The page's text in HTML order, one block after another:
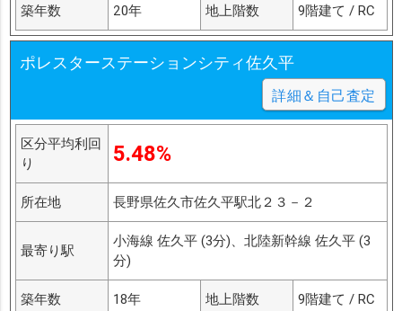
築年数 20年 地上階数 9階建て / RC
ポレスターステーションシティ佐久平
詳細＆自己査定
区分平均利回
り
5.48%
所在地 長野県佐久市佐久平駅北２３－２
最寄り駅
小海線 佐久平 (3分)、北陸新幹線 佐久平 (3
分)
築年数 18年 地上階数 9階建て / RC